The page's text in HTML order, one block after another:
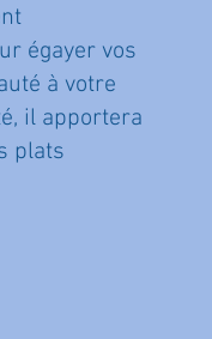
égayer vos
à votre
il apportera
plats